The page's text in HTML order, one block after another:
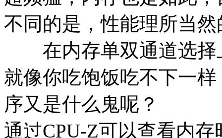
不同的是，性能理所当
在内存单双通道选择
就像你吃饱饭吃不下一
序又是什么鬼呢？
通过CPU-Z可以查看内存